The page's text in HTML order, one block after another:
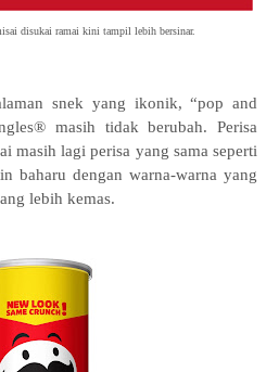
disukai ramai kini tampil lebih bersinar.
snek yang ikonik, “pop and
masih tidak berubah. Perisa
masih lagi perisa yang sama seperti
baharu dengan warna-warna yang
lebih kemas.